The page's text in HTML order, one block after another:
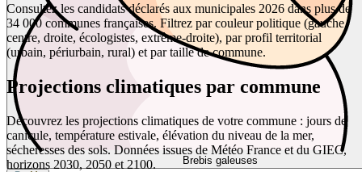
Brebis galeuses
Consultez les candidats déclarés aux municipales 2026 dans plus de
34 000 communes françaises. Filtrez par couleur politique (gauche,
centre, droite, écologistes, extrême-droite), par profil territorial
(urbain, périurbain, rural) et par taille de commune.
Projections climatiques par commune
Découvrez les projections climatiques de votre commune : jours de
canicule, température estivale, élévation du niveau de la mer,
sécheresses des sols. Données issues de Météo France et du GIEC,
horizons 2030, 2050 et 2100.